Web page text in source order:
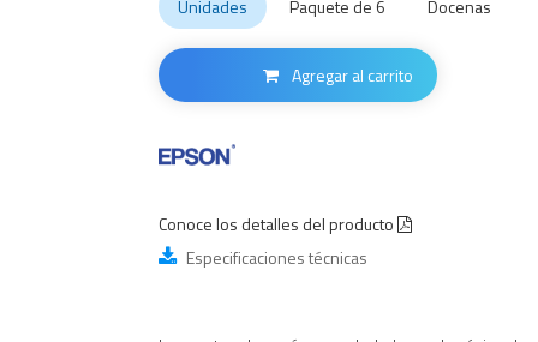
Unidades
Paquete de 6 Docenas
Agregar al carrito
Conoce los detalles del producto
Especificaciones técnicas